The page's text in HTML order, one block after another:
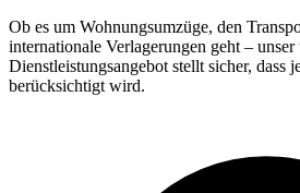
Ob es um Wohnungsumzüge, den
internationale Verlagerungen geht – unser
Dienstleistungsangebot stellt sicher, dass
berücksichtigt wird.